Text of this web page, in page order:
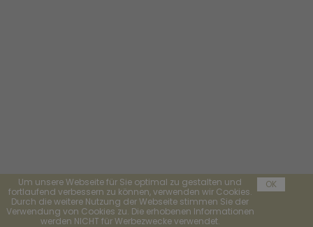
Um unsere Webseite für Sie optimal zu gestalten und
fortlaufend verbessern zu können, verwenden wir Cookies.
Durch die weitere Nutzung der Webseite stimmen Sie der
Verwendung von Cookies zu. Die erhobenen Informationen
werden NICHT für Werbezwecke verwendet.
OK